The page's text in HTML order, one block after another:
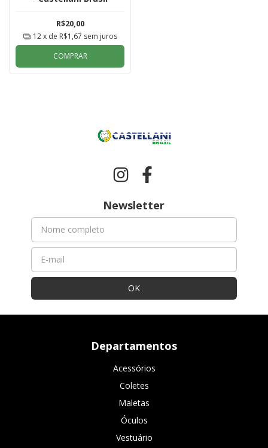
R$20,00
12 x de R$1,67 sem juros
COMPRAR
Newsletter
Departamentos
Acessórios
Coletes
Maletas
Óculos
Vestuário